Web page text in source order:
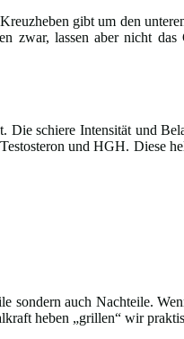
gibt um den
zwar, lassen aber nicht
Die schiere Intensität und
und HGH. Diese
sondern auch Nachteile.
heben „grillen“ wir